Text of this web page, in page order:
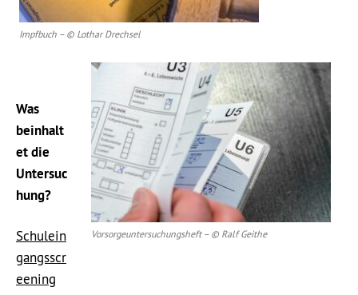
Impfbuch – © Lothar Drechsel
Vorsorgeuntersuchungsheft – © Ralf Geithe
Was
beinhalt
et die
Untersuc
hung?
Schulein
gangsscr
eening